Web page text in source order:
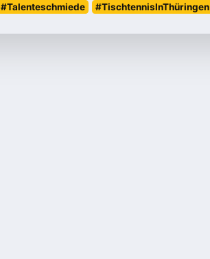
#Talenteschmiede #TischtennisInThüringen